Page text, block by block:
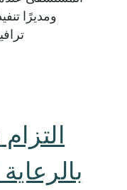
ومديرًا